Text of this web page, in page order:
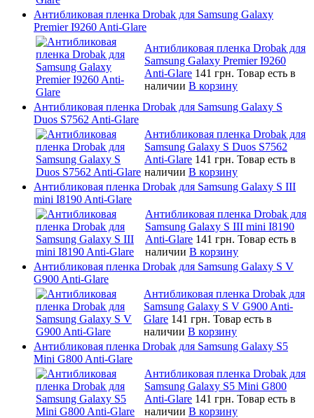
Антибликовая пленка Drobak для Samsung Galaxy
Premier I9260 Anti-Glare
Антибликовая пленка Drobak для
Samsung Galaxy Premier I9260
Anti-Glare 141 грн. Товар есть в
наличии В корзину
Антибликовая пленка Drobak для Samsung Galaxy S
Duos S7562 Anti-Glare
Антибликовая пленка Drobak для
Samsung Galaxy S Duos S7562
Anti-Glare 141 грн. Товар есть в
наличии В корзину
Антибликовая пленка Drobak для Samsung Galaxy S III
mini I8190 Anti-Glare
Антибликовая пленка Drobak для
Samsung Galaxy S III mini I8190
Anti-Glare 141 грн. Товар есть в
наличии В корзину
Антибликовая пленка Drobak для Samsung Galaxy S V
G900 Anti-Glare
Антибликовая пленка Drobak для
Samsung Galaxy S V G900 Anti-
Glare 141 грн. Товар есть в
наличии В корзину
Антибликовая пленка Drobak для Samsung Galaxy S5
Mini G800 Anti-Glare
Антибликовая пленка Drobak для
Samsung Galaxy S5 Mini G800
Anti-Glare 141 грн. Товар есть в
наличии В корзину